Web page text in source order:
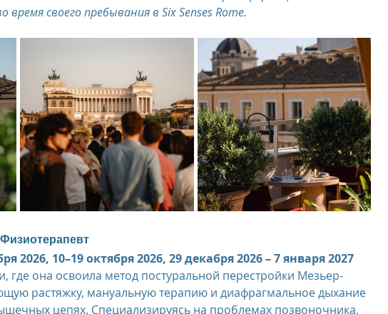
Oberoi Bali, Indonesia The Oberoi Lombok, Indonesia
Egypt The Oberoi Sahl Hasheesh, Egypt The Oberoi Zahra, Egypt
Phuket Resort Regent Bali Canggu Eclat Beijing Пресс-релизы
своего пребывания в Six Senses Rome.
2026, 10–19 октября 2026, 29 декабря 2026 – 7 января 2027
где она освоила метод постуральной перестройки Мезьер-
растяжку, мануальную терапию и диафрагмальное дыхание
цепях. Специализируясь на проблемах позвоночника,